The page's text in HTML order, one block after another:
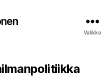
Valikko